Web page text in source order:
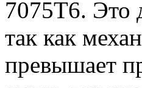
7075Т6. Это
так как
превышает